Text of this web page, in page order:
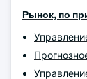
Рынок, по